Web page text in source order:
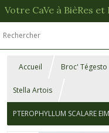
Accueil Broc' Tégesto
Stella Artois
PTEROPHYLLUM SCALARE